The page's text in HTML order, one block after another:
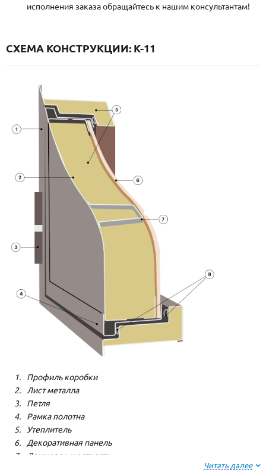
Записаться на замер
исполнения заказа обращайтесь к нашим консультантам!
СХЕМА КОНСТРУКЦИИ: K-11
Профиль коробки
Лист металла
Петля
Рамка полотна
Утеплитель
Декоративная панель
Лонжерон жесткости
Читать далее